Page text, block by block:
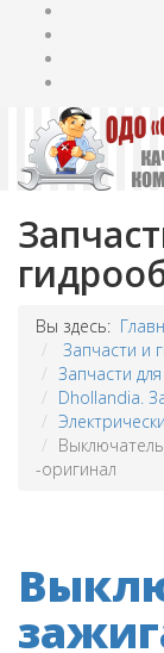
Вы здесь:
Запчасти и
Запчасти
Dhollandia.
-оригинал